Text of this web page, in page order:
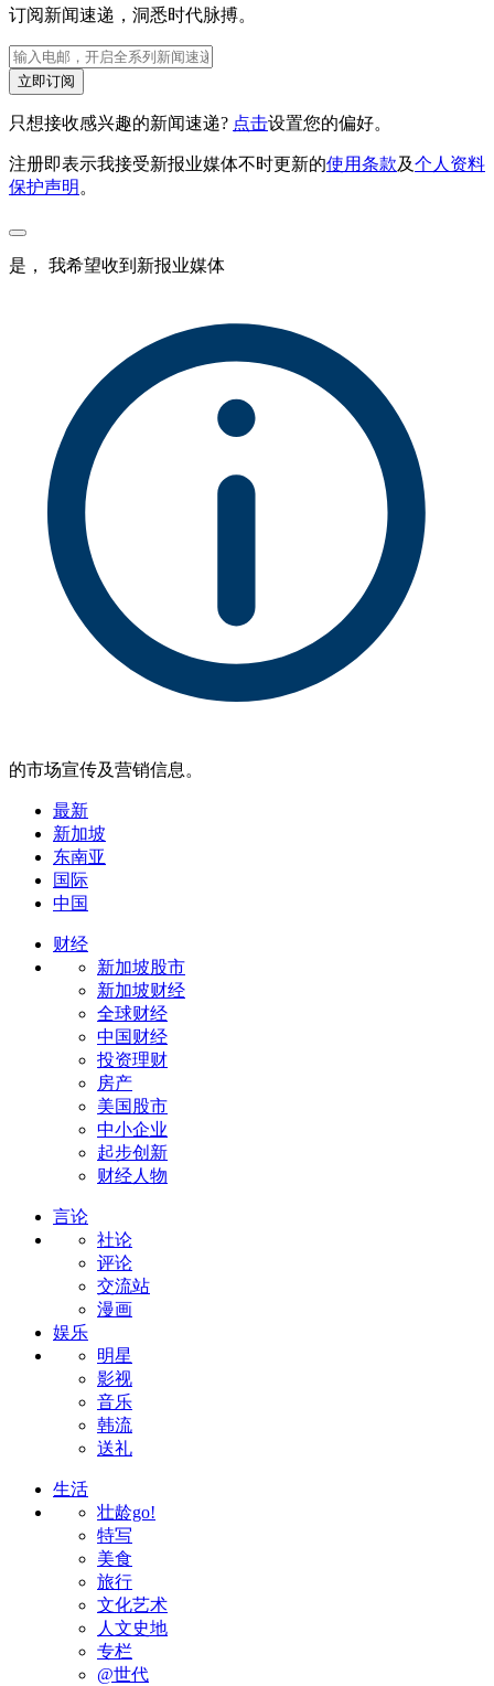
订阅新闻速递，洞悉时代脉搏。
立即订阅
只想接收感兴趣的新闻速递? 点击设置您的偏好。
注册即表示我接受新报业媒体不时更新的使用条款及个人资料
保护声明 。
是， 我希望收到新报业媒体
的市场宣传及营销信息。
最新
新加坡
东南亚
国际
中国
财经
新加坡股市
新加坡财经
全球财经
中国财经
投资理财
房产
美国股市
中小企业
起步创新
财经人物
言论
社论
评论
交流站
漫画
娱乐
明星
影视
音乐
韩流
送礼
生活
壮龄go!
特写
美食
旅行
文化艺术
人文史地
专栏
@世代